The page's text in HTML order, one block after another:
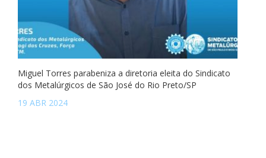
Miguel Torres parabeniza a diretoria eleita do Sindicato
dos Metalúrgicos de São José do Rio Preto/SP
19 ABR 2024